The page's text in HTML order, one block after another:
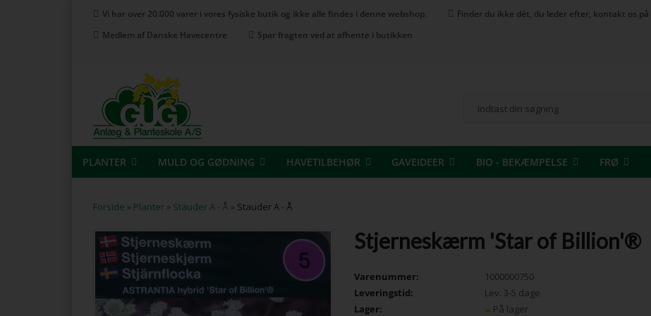
Vi har over 20.000 varer i vores fysiske butik og ikke alle findes i denne webshop.
Finder du ikke dét, du leder efter, kontakt os
Medlem af Danske Havecentre
Spar fragten ved at afhente i butikken
PLANTER MULD OG GØDNING HAVETILBEHØR GAVEIDEER BIO - BEKÆMPELSE FRØ
Forside » Planter » Stauder A - Å » Stauder A - Å
Stjerneskærm 'Star of Billion'®
Varenummer:
1000000750
Leveringstid:
Lev. 3-5 dage
Lager:
På lager